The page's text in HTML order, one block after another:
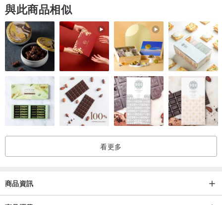
名稱：Charlotte
顏色：黑色
材質：牛皮
尺寸：寬 12 x 高 10 公分
夾層
- 2 格鈔票夾層
- 7 格卡片夾層（最多可容納 12 張卡片）
- 2 格收據、發票收納夾層
- 1 格拉鍊夾層，內有 2 格硬幣收納格
與此商品相似
看更多
商品資訊